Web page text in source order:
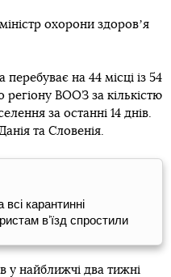
охорони здоровʼя
на 44 місці із 54
регіону ВООЗ за кількістю
за останні 14 днів.
та Словенія.
карантинні
вʼїзд спростили
у найближчі два тижні